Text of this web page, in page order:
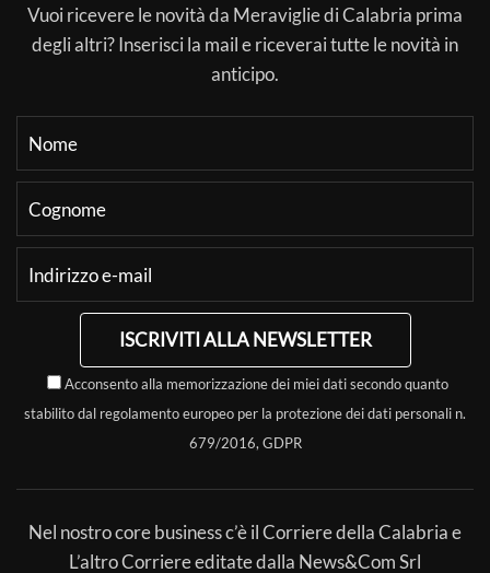
Vuoi ricevere le novità da Meraviglie di Calabria prima
degli altri? Inserisci la mail e riceverai tutte le novità in
anticipo.
ISCRIVITI ALLA NEWSLETTER
Acconsento alla memorizzazione dei miei dati secondo quanto
stabilito dal regolamento europeo per la protezione dei dati personali n.
679/2016, GDPR
Nel nostro core business c’è il Corriere della Calabria e
L’altro Corriere editate dalla News&Com Srl